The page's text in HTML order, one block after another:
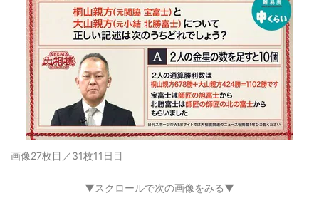
画像27枚目／31枚11日目
▼スクロールで次の画像をみる▼